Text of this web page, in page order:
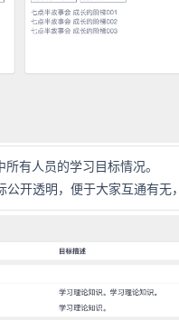
有人员的学习目标情况。
开透明，便于大家互通有无